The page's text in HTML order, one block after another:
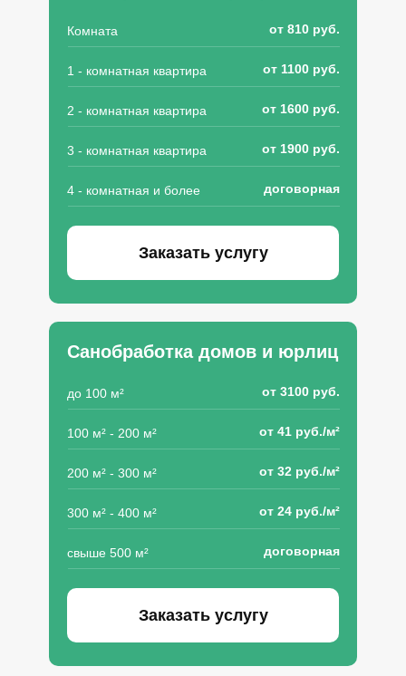
Комната
Заказать услугу
от 810 руб.
1 - комнатная квартира от 1100 руб.
2 - комнатная квартира от 1600 руб.
3 - комнатная квартира от 1900 руб.
4 - комнатная и более договорная
Санобработка домов и юрлиц
до 100 м²
Заказать услугу
от 3100 руб.
100 м² - 200 м² от 41 руб./м²
200 м² - 300 м² от 32 руб./м²
300 м² - 400 м² от 24 руб./м²
свыше 500 м² договорная